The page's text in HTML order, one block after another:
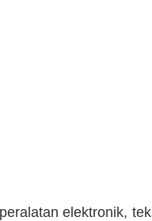
elektronik,